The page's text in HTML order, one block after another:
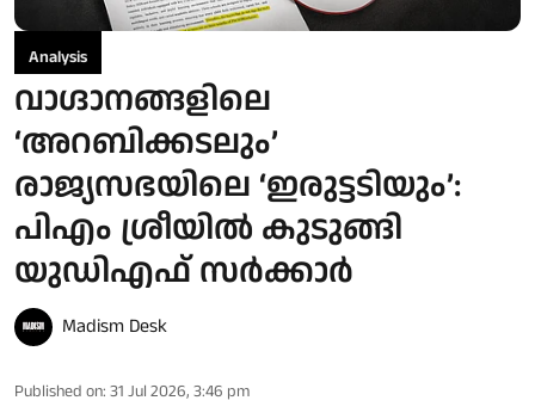
Analysis
വാഗ്ദാനങ്ങളിലെ
‘അറബിക്കടലും’
രാജ്യസഭയിലെ ‘ഇരുട്ടടിയും’:
പിഎം ശ്രീയിൽ കുടുങ്ങി
യുഡിഎഫ് സർക്കാർ
Madism Desk
Published on: 31 Jul 2026, 3:46 pm